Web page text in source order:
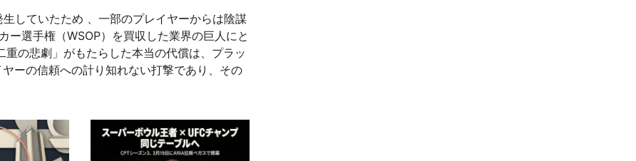
していたため 、一部のプレイヤーからは陰謀
選手権（WSOP）を買収した業界の巨人にと
の悲劇」がもたらした本当の代償は、プラッ
ーの信頼への計り知れない打撃であり、その